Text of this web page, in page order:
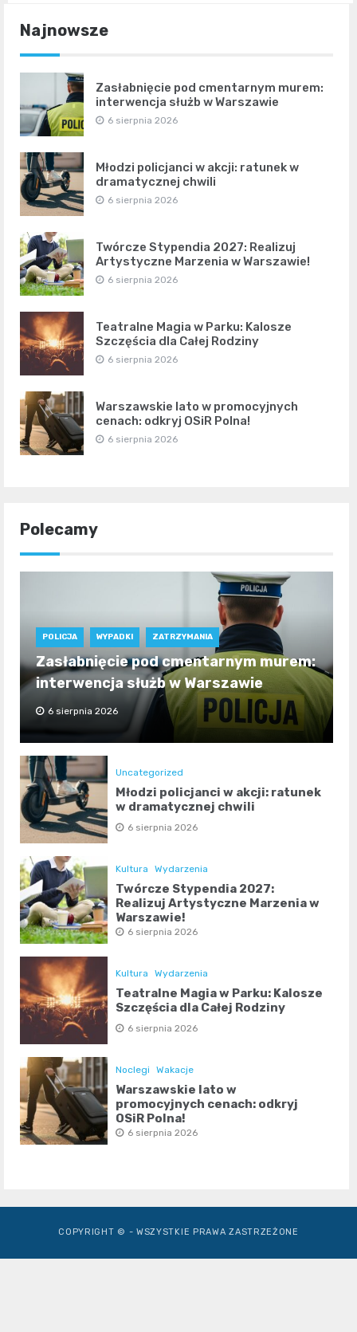
Najnowsze
Zasłabnięcie pod cmentarnym murem:
interwencja służb w Warszawie
6 sierpnia 2026
Młodzi policjanci w akcji: ratunek w
dramatycznej chwili
6 sierpnia 2026
Twórcze Stypendia 2027: Realizuj
Artystyczne Marzenia w Warszawie!
6 sierpnia 2026
Teatralne Magia w Parku: Kalosze
Szczęścia dla Całej Rodziny
6 sierpnia 2026
Warszawskie lato w promocyjnych
cenach: odkryj OSiR Polna!
6 sierpnia 2026
Polecamy
POLICJA WYPADKI ZATRZYMANIA
Zasłabnięcie pod cmentarnym murem:
interwencja służb w Warszawie
6 sierpnia 2026
Uncategorized
Młodzi policjanci w akcji: ratunek
w dramatycznej chwili
6 sierpnia 2026
Kultura Wydarzenia
Twórcze Stypendia 2027:
Realizuj Artystyczne Marzenia w
Warszawie!
6 sierpnia 2026
Kultura Wydarzenia
Teatralne Magia w Parku: Kalosze
Szczęścia dla Całej Rodziny
6 sierpnia 2026
Noclegi Wakacje
Warszawskie lato w
promocyjnych cenach: odkryj
OSiR Polna!
6 sierpnia 2026
COPYRIGHT © - WSZYSTKIE PRAWA ZASTRZEŻONE